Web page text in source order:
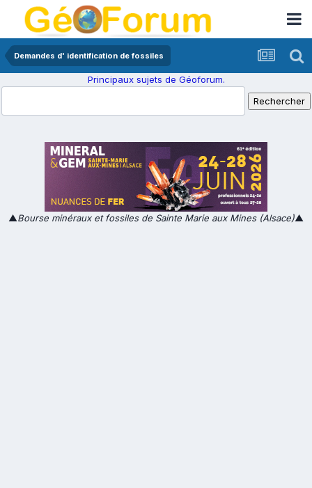
Demandes d' identification de fossiles
Principaux sujets de Géoforum.
▲Bourse minéraux et fossiles de Sainte Marie aux Mines (Alsace)▲